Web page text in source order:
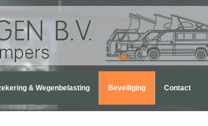
& Wegenbelasting Beveiliging Contact